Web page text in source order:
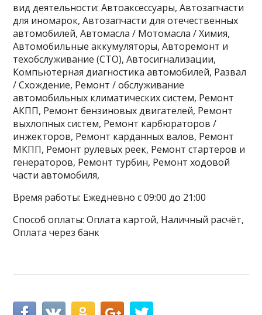
вид деятельности: Автоаксессуары, Автозапчасти
для иномарок, Автозапчасти для отечественных
автомобилей, Автомасла / Мотомасла / Химия,
Автомобильные аккумуляторы, Авторемонт и
техобслуживание (СТО), Автосигнализации,
Компьютерная диагностика автомобилей, Развал
/ Схождение, Ремонт / обслуживание
автомобильных климатических систем, Ремонт
АКПП, Ремонт бензиновых двигателей, Ремонт
выхлопных систем, Ремонт карбюраторов /
инжекторов, Ремонт карданных валов, Ремонт
МКПП, Ремонт рулевых реек, Ремонт стартеров и
генераторов, Ремонт турбин, Ремонт ходовой
части автомобиля,
Время работы: Ежедневно с 09:00 до 21:00
Способ оплаты: Оплата картой, Наличный расчёт,
Оплата через банк